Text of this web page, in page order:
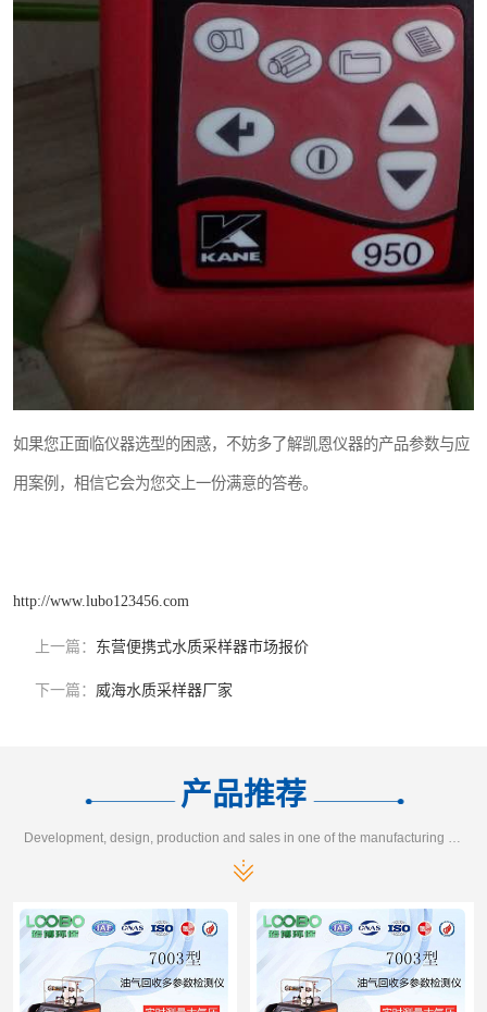
如果您正面临仪器选型的困惑，不妨多了解凯恩仪器的产品参数与应
用案例，相信它会为您交上一份满意的答卷。
http://www.lubo123456.com
上一篇： 东营便携式水质采样器市场报价
下一篇： 威海水质采样器厂家
产品推荐
Development, design, production and sales in one of the manufacturing enterprises